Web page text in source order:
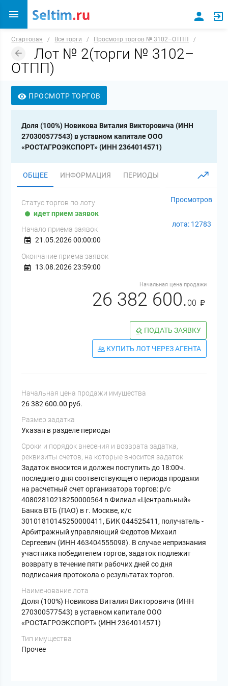
Стартовая / Все торги / Просмотр торгов № 3102–ОТПП /
Лот № 2(торги № 3102–
ОТПП)
ПРОСМОТР ТОРГОВ
Доля (100%) Новикова Виталия Викторовича (ИНН
270300577543) в уставном капитале ООО
«РОСТАГРОЭКСПОРТ» (ИНН 2364014571)
ОБЩЕЕ ИНФОРМАЦИЯ ПЕРИОДЫ ДОКУМЕНТЫ
Просмотров
лота: 12783
Статус торгов по лоту
идет прием заявок
Начало приема заявок
21.05.2026 00:00:00
Окончание приема заявок
13.08.2026 23:59:00
Начальная цена продажи
26 382 600. 00
ПОДАТЬ ЗАЯВКУ
КУПИТЬ ЛОТ ЧЕРЕЗ АГЕНТА
Начальная цена продажи имущества
26 382 600.00 руб.
Размер задатка
Указан в разделе периоды
Cроки и порядок внесения и возврата задатка,
реквизиты счетов, на которые вносится задаток
Задаток вносится и должен поступить до 18:00ч.
последнего дня соответствующего периода продажи
на расчетный счет организатора торгов: р/с
40802810218250000564 в Филиал «Центральный»
Банка ВТБ (ПАО) в г. Москве, к/с
30101810145250000411, БИК 044525411, получатель -
Арбитражный управляющий Федотов Михаил
Сергеевич (ИНН 463404555098). В случае непризнания
участника победителем торгов, задаток подлежит
возврату в течение пяти рабочих дней со дня
подписания протокола о результатах торгов.
Наименование лота
Доля (100%) Новикова Виталия Викторовича (ИНН
270300577543) в уставном капитале ООО
«РОСТАГРОЭКСПОРТ» (ИНН 2364014571)
Тип имущества
Прочее